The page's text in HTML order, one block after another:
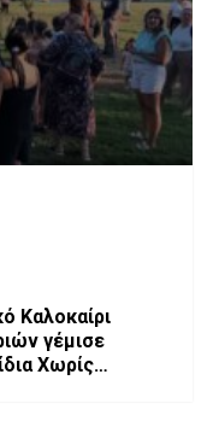
Καλοκαίρι
γέμισε
Χωρίς